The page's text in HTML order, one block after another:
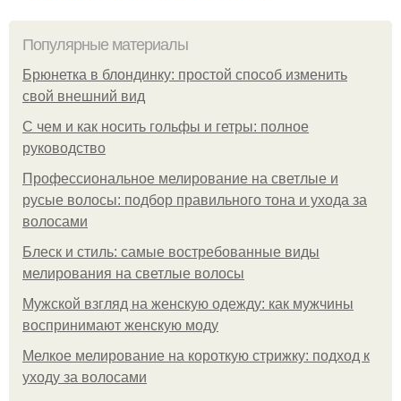
Популярные материалы
Брюнетка в блондинку: простой способ изменить
свой внешний вид
С чем и как носить гольфы и гетры: полное
руководство
Профессиональное мелирование на светлые и
русые волосы: подбор правильного тона и ухода за
волосами
Блеск и стиль: самые востребованные виды
мелирования на светлые волосы
Мужской взгляд на женскую одежду: как мужчины
воспринимают женскую моду
Мелкое мелирование на короткую стрижку: подход к
уходу за волосами